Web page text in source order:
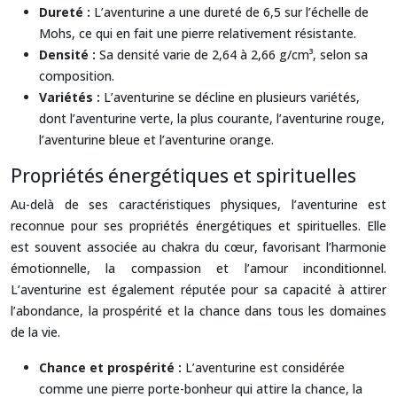
Dureté : L’aventurine a une dureté de 6,5 sur l’échelle de
Mohs, ce qui en fait une pierre relativement résistante.
Densité : Sa densité varie de 2,64 à 2,66 g/cm³, selon sa
composition.
Variétés : L’aventurine se décline en plusieurs variétés,
dont l’aventurine verte, la plus courante, l’aventurine rouge,
l’aventurine bleue et l’aventurine orange.
Propriétés énergétiques et spirituelles
Au-delà de ses caractéristiques physiques, l’aventurine est
reconnue pour ses propriétés énergétiques et spirituelles. Elle
est souvent associée au chakra du cœur, favorisant l’harmonie
émotionnelle, la compassion et l’amour inconditionnel.
L’aventurine est également réputée pour sa capacité à attirer
l’abondance, la prospérité et la chance dans tous les domaines
de la vie.
Chance et prospérité : L’aventurine est considérée
comme une pierre porte-bonheur qui attire la chance, la